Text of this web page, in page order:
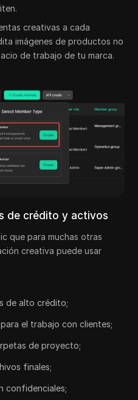
creativas a cada
imágenes de productos no
de trabajo de tu marca.
de crédito y activos
que para muchas otras
creativa puede usar
de alto crédito;
el trabajo con clientes;
de proyecto;
finales;
confidenciales;